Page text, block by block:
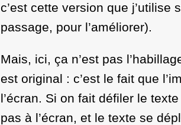
c’est cette version que j’utilise
passage, pour l’améliorer).
Mais, ici, ça n’est pas
est original : c’est le fait que
l’écran. Si on fait défiler le
pas à l’écran, et le texte se